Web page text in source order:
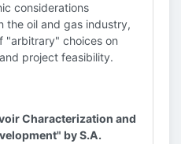
considerations
the oil and gas industry,
"arbitrary" choices on
project feasibility.
Characterization and
by S.A.